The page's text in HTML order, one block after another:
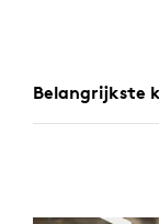
Belangrijkste